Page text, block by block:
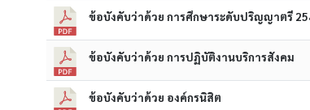
ข้อบังคับว่าด้วย การศึกษาระดับปริญญาตรี
ข้อบังคับว่าด้วย การปฏิบัติงานบริการสังคม
ข้อบังคับว่าด้วย องค์กรนิสิต